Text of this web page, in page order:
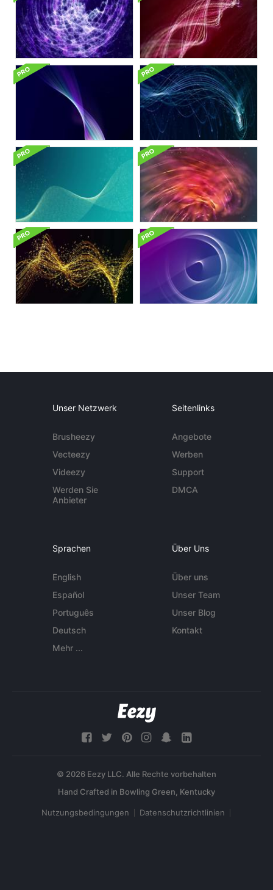
Unser Netzwerk
Brusheezy
Vecteezy
Videezy
Werden Sie
Anbieter
Seitenlinks
Angebote
Werben
Support
DMCA
Sprachen
English
Español
Português
Deutsch
Mehr ...
Über Uns
Über uns
Unser Team
Unser Blog
Kontakt
© 2026 Eezy LLC. Alle Rechte vorbehalten
Nutzungsbedingungen Datenschutzrichtlinien